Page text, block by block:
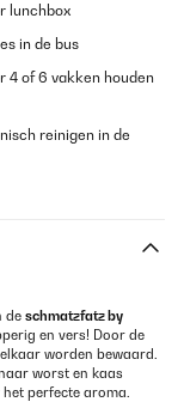
lunchbox
in de bus
4 of 6 vakken houden
reinigen in de
de schmatzfatz by
en vers! Door de
worden bewaard.
worst en kaas
perfecte aroma.